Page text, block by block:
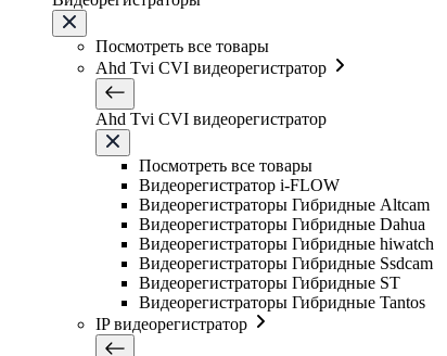
Посмотреть все товары
Ahd Tvi CVI видеорегистратор
Ahd Tvi CVI видеорегистратор
Посмотреть все товары
Видеорегистратор i-FLOW
Видеорегистраторы Гибридные Altcam
Видеорегистраторы Гибридные Dahua
Видеорегистраторы Гибридные hiwatch
Видеорегистраторы Гибридные Ssdcam
Видеорегистраторы Гибридные ST
Видеорегистраторы Гибридные Tantos
IP видеорегистратор